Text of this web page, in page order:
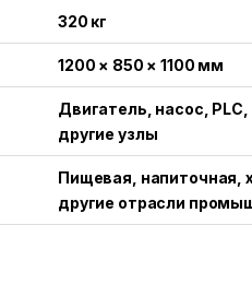
320 кг
1200 × 850 × 1100 мм
Двигатель, насос,
другие узлы
Пищевая, напиточная,
другие отрасли